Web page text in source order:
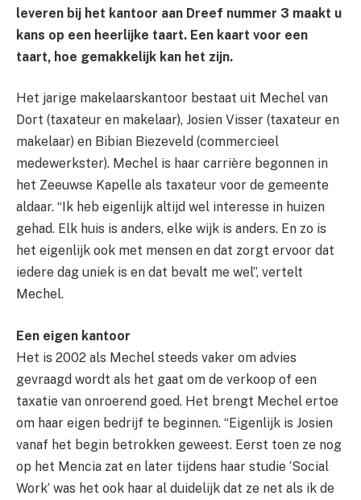
leveren bij het kantoor aan Dreef nummer 3 maakt u
kans op een heerlijke taart. Een kaart voor een
taart, hoe gemakkelijk kan het zijn.
Het jarige makelaarskantoor bestaat uit Mechel van
Dort (taxateur en makelaar), Josien Visser (taxateur en
makelaar) en Bibian Biezeveld (commercieel
medewerkster). Mechel is haar carrière begonnen in
het Zeeuwse Kapelle als taxateur voor de gemeente
aldaar. “Ik heb eigenlijk altijd wel interesse in huizen
gehad. Elk huis is anders, elke wijk is anders. En zo is
het eigenlijk ook met mensen en dat zorgt ervoor dat
iedere dag uniek is en dat bevalt me wel”, vertelt
Mechel.
Een eigen kantoor
Het is 2002 als Mechel steeds vaker om advies
gevraagd wordt als het gaat om de verkoop of een
taxatie van onroerend goed. Het brengt Mechel ertoe
om haar eigen bedrijf te beginnen. “Eigenlijk is Josien
vanaf het begin betrokken geweest. Eerst toen ze nog
op het Mencia zat en later tijdens haar studie ‘Social
Work’ was het ook haar al duidelijk dat ze net als ik de